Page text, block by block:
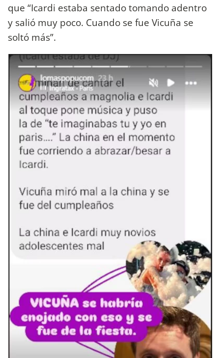
que “Icardi estaba sentado tomando adentro
y salió muy poco. Cuando se fue Vicuña se
soltó más”.